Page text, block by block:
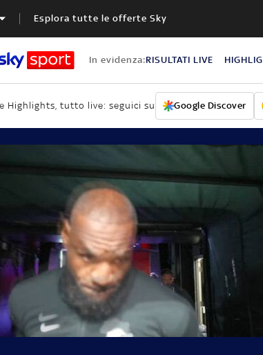
Esplora tutte le offerte Sky
In evidenza:RISULTATI LIVE
e Highlights, tutto live: seguici su Google Discover